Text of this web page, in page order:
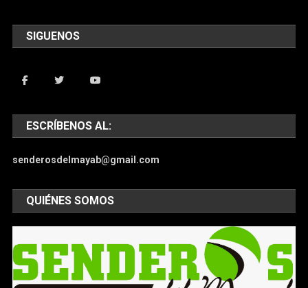
SIGUENOS
ESCRÍBENOS AL:
senderosdelmayab@gmail.com
QUIÉNES SOMOS